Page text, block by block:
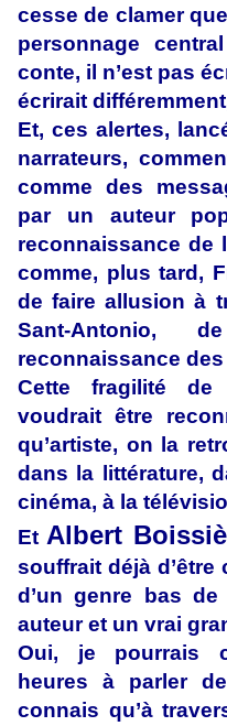
cesse de clamer
personnage
conte, il n’est pas
écrirait
Et, ces alertes,
narrateurs,
comme des
par un auteur
reconnaissance de
comme, plus tard,
de faire allusion à
Sant-Antonio,
reconnaissance
Cette fragilité de
voudrait être
qu’artiste, on la
dans la littérature,
cinéma, à la
Et Albert
souffrait déjà
d’un genre bas
auteur et un vrai
Oui, je pourrais
heures à parler
connais qu’à